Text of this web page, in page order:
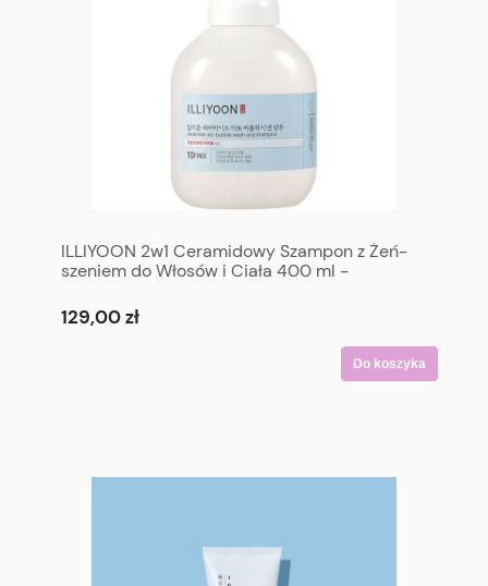
ILLIYOON 2w1 Ceramidowy Szampon z Żeń-
szeniem do Włosów i Ciała 400 ml -
400 ml
129,00 zł
Do koszyka